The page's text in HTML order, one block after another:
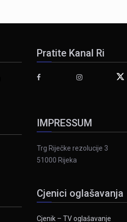
Pratite Kanal Ri
IMPRESSUM
Trg Riječke rezolucije 3
51000 Rijeka
Cjenici oglašavanja
Cjenik – TV oglašavanje